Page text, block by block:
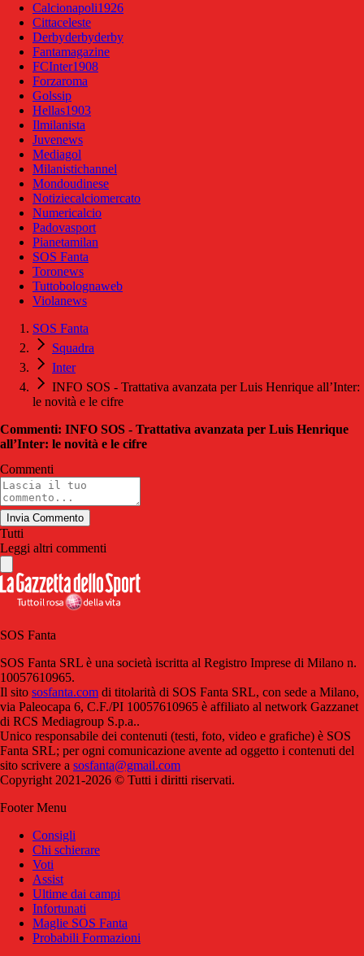
Calcionapoli1926
Cittaceleste
Derbyderbyderby
Fantamagazine
FCInter1908
Forzaroma
Golssip
Hellas1903
Ilmilanista
Juvenews
Mediagol
Milanistichannel
Mondoudinese
Notiziecalciomercato
Numericalcio
Padovasport
Pianetamilan
SOS Fanta
Toronews
Tuttobolognaweb
Violanews
SOS Fanta
Squadra
Inter
INFO SOS - Trattativa avanzata per Luis Henrique all’Inter:
le novità e le cifre
Commenti: INFO SOS - Trattativa avanzata per Luis Henrique
all’Inter: le novità e le cifre
Commenti
Invia Commento
Tutti
Leggi altri commenti
SOS Fanta
SOS Fanta SRL è una società iscritta al Registro Imprese di Milano n.
10057610965.
Il sito sosfanta.com di titolarità di SOS Fanta SRL, con sede a Milano,
via Paleocapa 6, C.F./PI 10057610965 è affiliato al network Gazzanet
di RCS Mediagroup S.p.a..
Unico responsabile dei contenuti (testi, foto, video e grafiche) è SOS
Fanta SRL; per ogni comunicazione avente ad oggetto i contenuti del
sito scrivere a sosfanta@gmail.com
Copyright 2021-2026 © Tutti i diritti riservati.
Footer Menu
Consigli
Chi schierare
Voti
Assist
Ultime dai campi
Infortunati
Maglie SOS Fanta
Probabili Formazioni